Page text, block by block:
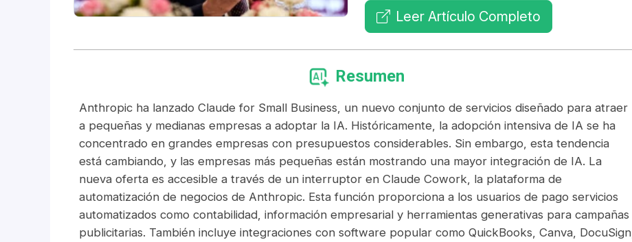
Leer Artículo Completo
Resumen
Anthropic ha lanzado Claude for Small Business, un nuevo conjunto de servicios diseñado para atraer
a pequeñas y medianas empresas a adoptar la IA. Históricamente, la adopción intensiva de IA se ha
concentrado en grandes empresas con presupuestos considerables. Sin embargo, esta tendencia
está cambiando, y las empresas más pequeñas están mostrando una mayor integración de IA. La
nueva oferta es accesible a través de un interruptor en Claude Cowork, la plataforma de
automatización de negocios de Anthropic. Esta función proporciona a los usuarios de pago servicios
automatizados como contabilidad, información empresarial y herramientas generativas para campañas
publicitarias. También incluye integraciones con software popular como QuickBooks, Canva, DocuSign,